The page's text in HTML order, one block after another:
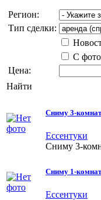
Регион:
Тип сделки:
С
Цена:
Найти
Сниму 3-
Ессентуки
Сниму 3-
Сниму 1-
Ессентуки